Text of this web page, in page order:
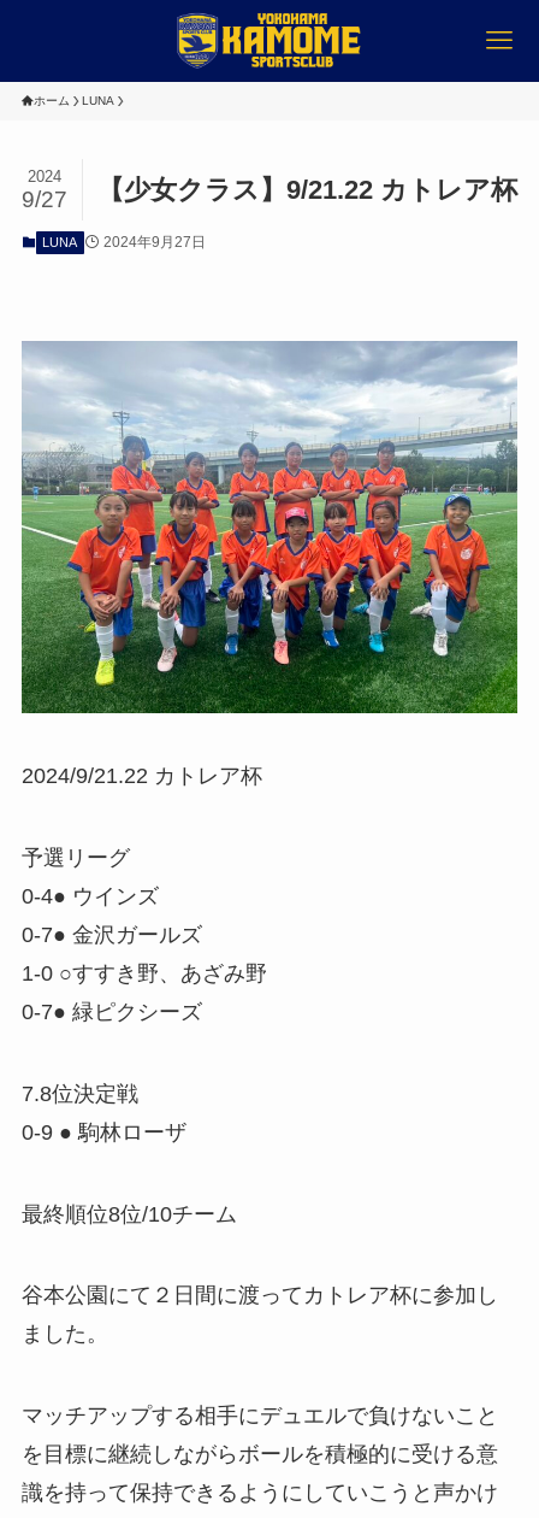
ホーム LUNA
【少女クラス】9/21.22 カトレア杯
2024
9/27
LUNA 2024年9月27日
2024/9/21.22 カトレア杯
予選リーグ
0-4● ウインズ
0-7● 金沢ガールズ
1-0 ○すすき野、あざみ野
0-7● 緑ピクシーズ
7.8位決定戦
0-9 ● 駒林ローザ
最終順位8位/10チーム
谷本公園にて２日間に渡ってカトレア杯に参加し
ました。
マッチアップする相手にデュエルで負けないこと
を目標に継続しながらボールを積極的に受ける意
識を持って保持できるようにしていこうと声かけ